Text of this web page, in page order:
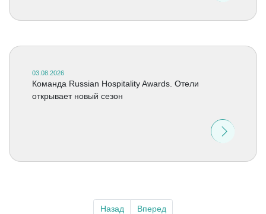
03.08.2026
Команда Russian Hospitality Awards. Отели
открывает новый сезон
Назад Вперед